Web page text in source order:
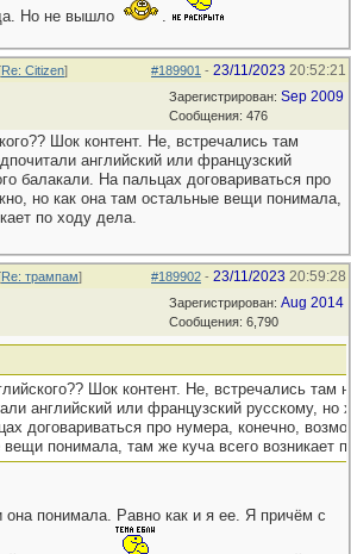
Но не вышло .
#189901 - 23/11/2023 20:52:21
Re: Citizen]
Зарегистрирован: Sep 2009
Сообщения: 476
Шок контент. Не, встречались там
английский или французский
балакали. На пальцах договариваться про
но как она там остальные вещи понимала,
по ходу дела.
#189902 - 23/11/2023 20:59:28
Re: трампам]
Зарегистрирован: Aug 2014
Сообщения: 6,790
Шок контент. Не, встречались там
английский или французский русскому, но
договариваться про нумера, конечно,
понимала, там же куча всего возникает
она понимала. Равно как и я ее. Я причём с